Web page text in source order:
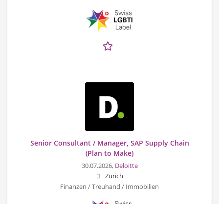
Senior Consultant / Manager, SAP Supply Chain
(Plan to Make)
30.07.2026, Deloitte
Zürich
Finanzen / Treuhand / Immobilien